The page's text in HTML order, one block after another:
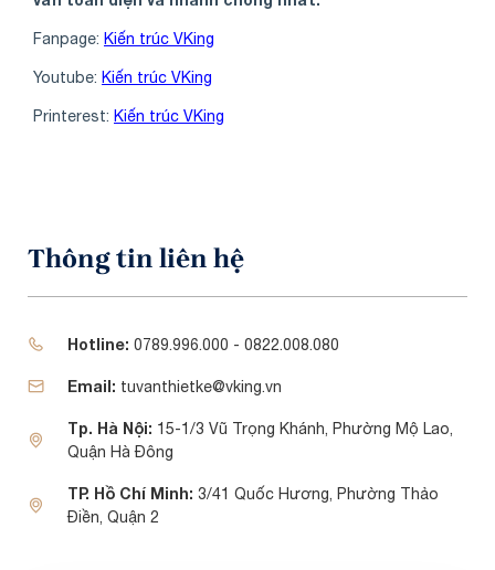
Fanpage: Kiến trúc VKing
Youtube: Kiến trúc VKing
Printerest: Kiến trúc VKing
Thông tin liên hệ
Hotline: 0789.996.000 - 0822.008.080
Email: tuvanthietke@vking.vn
Tp. Hà Nội: 15-1/3 Vũ Trọng Khánh, Phường Mộ Lao,
Quận Hà Đông
TP. Hồ Chí Minh: 3/41 Quốc Hương, Phường Thảo
Điền, Quận 2